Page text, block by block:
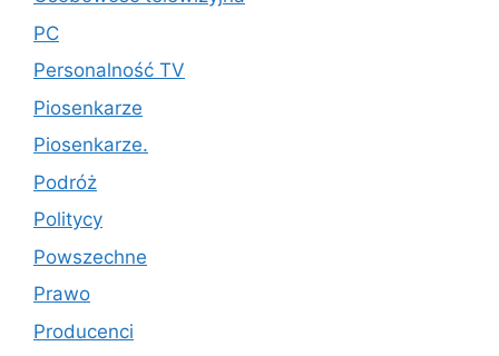
PC
Personalność TV
Piosenkarze
Piosenkarze.
Podróż
Politycy
Powszechne
Prawo
Producenci